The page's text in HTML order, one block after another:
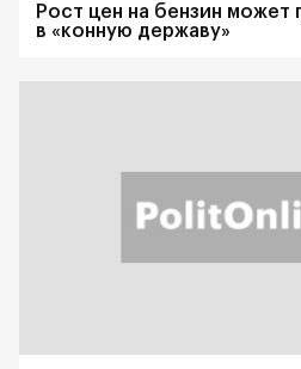
Рост цен на бензин может
в «конную державу»